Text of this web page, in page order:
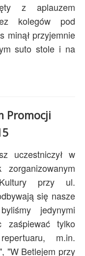
z aplauzem
kolegów pod
minął przyjemnie
suto stole i na
Promocji
uczestniczył w
przy ul.
się nasze
jedynymi
zaśpiewać tylko
m.in.
"W Betlejem przy